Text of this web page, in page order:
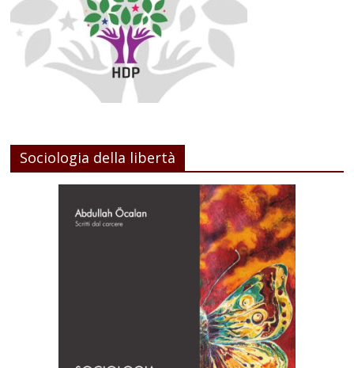
Sociologia della libertà